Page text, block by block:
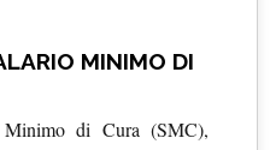
MINIMO DI
di Cura (SMC),